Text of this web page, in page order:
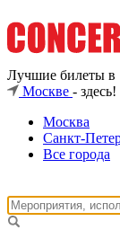
Лучшие билеты в
Москве - здесь!
Москва
Санкт-
Все города